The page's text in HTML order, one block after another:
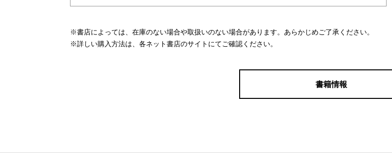
※書店によっては、在庫のない場合や取扱いのない場合があります。あらかじめご了承ください。
※詳しい購入方法は、各ネット書店のサイトにてご確認ください。
書籍情報